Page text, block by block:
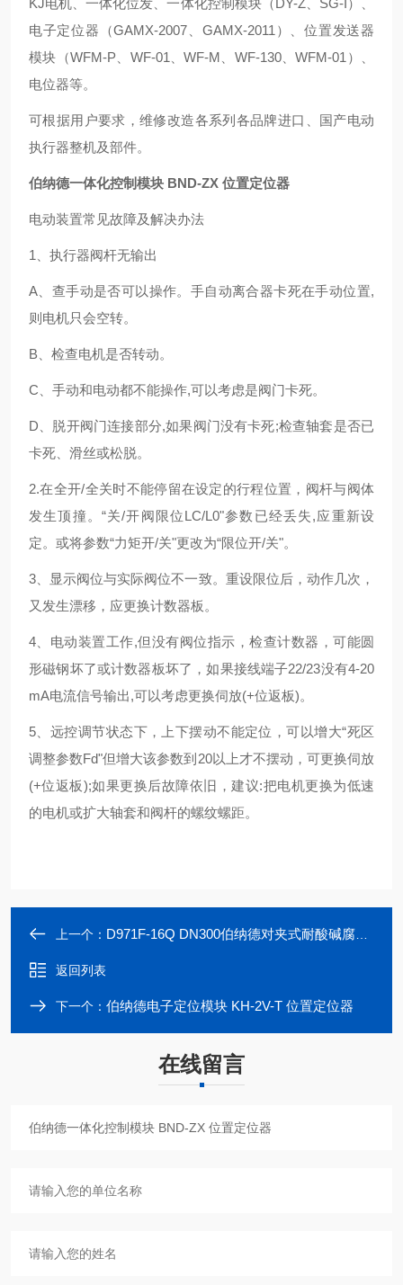
KJ电机、一体化位发、一体化控制模块（DY-Z、SG-I）、
电子定位器（GAMX-2007、GAMX-2011）、位置发送器
模块（WFM-P、WF-01、WF-M、WF-130、WFM-01）、
电位器等。
可根据用户要求，维修改造各系列各品牌进口、国产电动
执行器整机及部件。
伯纳德一体化控制模块 BND-ZX 位置定位器
电动装置常见故障及解决办法
1、执行器阀杆无输出
A、查手动是否可以操作。手自动离合器卡死在手动位置,
则电机只会空转。
B、检查电机是否转动。
C、手动和电动都不能操作,可以考虑是阀门卡死。
D、脱开阀门连接部分,如果阀门没有卡死;检查轴套是否已
卡死、滑丝或松脱。
2.在全开/全关时不能停留在设定的行程位置，阀杆与阀体
发生顶撞。“关/开阀限位LC/L0"参数已经丢失,应重新设
定。或将参数“力矩开/关"更改为“限位开/关"。
3、显示阀位与实际阀位不一致。重设限位后，动作几次，
又发生漂移，应更换计数器板。
4、电动装置工作,但没有阀位指示，检查计数器，可能圆
形磁钢坏了或计数器板坏了，如果接线端子22/23没有4-20
mA电流信号输出,可以考虑更换伺放(+位返板)。
5、远控调节状态下，上下摆动不能定位，可以增大“死区
调整参数Fd"但增大该参数到20以上才不摆动，可更换伺放
(+位返板);如果更换后故障依旧，建议:把电机更换为低速
的电机或扩大轴套和阀杆的螺纹螺距。
上一个： D971F-16Q DN300伯纳德对夹式耐酸碱腐蚀四氟蝶阀
返回列表
下一个： 伯纳德电子定位模块 KH-2V-T 位置定位器
在线留言